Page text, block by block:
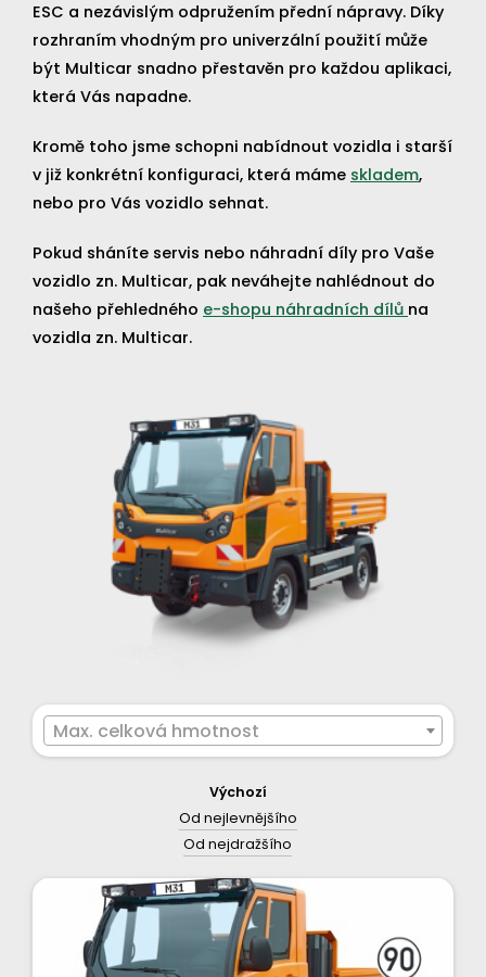
ESC a nezávislým odpružením přední nápravy. Díky
rozhraním vhodným pro univerzální použití může
být Multicar snadno přestavěn pro každou aplikaci,
která Vás napadne.
Kromě toho jsme schopni nabídnout vozidla i starší
v již konkrétní konfiguraci, která máme skladem,
nebo pro Vás vozidlo sehnat.
Pokud sháníte servis nebo náhradní díly pro Vaše
vozidlo zn. Multicar, pak neváhejte nahlédnout do
našeho přehledného e-shopu náhradních dílů na
vozidla zn. Multicar.
Max. celková hmotnost
Výchozí
Od nejlevnějšího
Od nejdražšího